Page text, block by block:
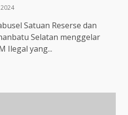
Satuan Reserse dan
Selatan menggelar
Ilegal yang...